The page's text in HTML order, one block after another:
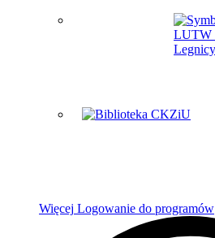
Więcej Logowanie do programów